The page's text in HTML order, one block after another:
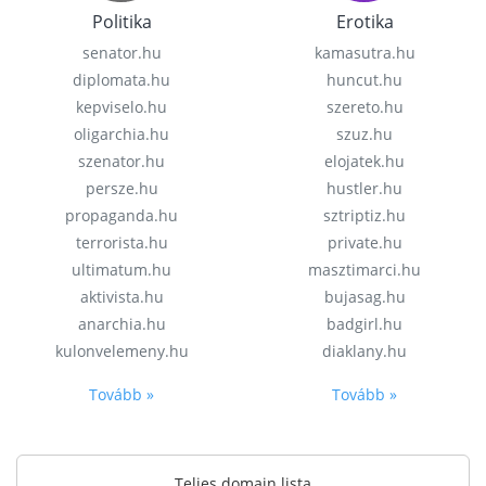
Politika
senator.hu
diplomata.hu
kepviselo.hu
oligarchia.hu
szenator.hu
persze.hu
propaganda.hu
terrorista.hu
ultimatum.hu
aktivista.hu
anarchia.hu
kulonvelemeny.hu
Tovább »
Erotika
kamasutra.hu
huncut.hu
szereto.hu
szuz.hu
elojatek.hu
hustler.hu
sztriptiz.hu
private.hu
masztimarci.hu
bujasag.hu
badgirl.hu
diaklany.hu
Tovább »